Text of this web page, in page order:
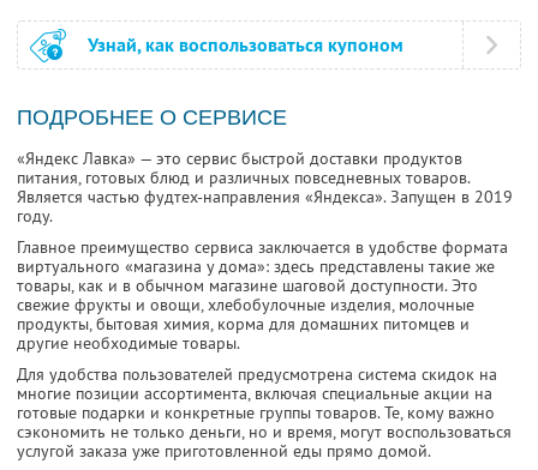
Узнай, как воспользоваться купоном
ПОДРОБНЕЕ О СЕРВИСЕ
«Яндекс Лавка» — это сервис быстрой доставки продуктов
питания, готовых блюд и различных повседневных товаров.
Является частью фудтех-направления «Яндекса». Запущен в 2019
году.
Главное преимущество сервиса заключается в удобстве формата
виртуального «магазина у дома»: здесь представлены такие же
товары, как и в обычном магазине шаговой доступности. Это
свежие фрукты и овощи, хлебобулочные изделия, молочные
продукты, бытовая химия, корма для домашних питомцев и
другие необходимые товары.
Для удобства пользователей предусмотрена система скидок на
многие позиции ассортимента, включая специальные акции на
готовые подарки и конкретные группы товаров. Те, кому важно
сэкономить не только деньги, но и время, могут воспользоваться
услугой заказа уже приготовленной еды прямо домой.